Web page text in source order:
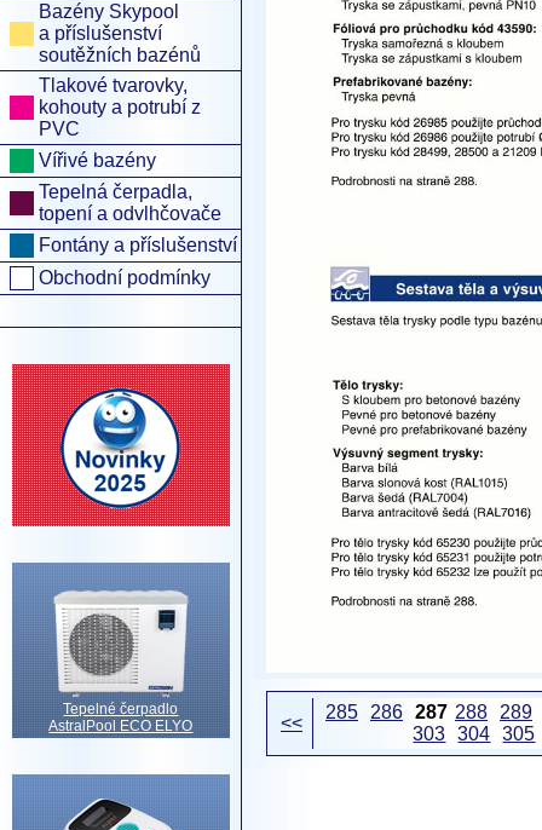
Bazény Skypool
a příslušenství
soutěžních bazénů
Tlakové tvarovky,
kohouty a potrubí z
PVC
Vířivé bazény
Tepelná čerpadla,
topení a odvlhčovače
Fontány a příslušenství
Obchodní podmínky
Tepelné čerpadlo
AstralPool ECO ELYO
<<
285 286 287 288
289
303
304 305